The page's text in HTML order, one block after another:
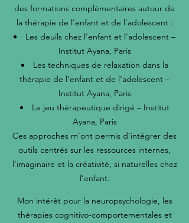
des formations complémentaires autour de
la thérapie de l’enfant et de l’adolescent :
Les deuils chez l’enfant et l’adolescent –
Institut Ayana, Paris
Les techniques de relaxation dans la
thérapie de l’enfant et de l’adolescent –
Institut Ayana, Paris
Le jeu thérapeutique dirigé – Institut
Ayana, Paris
Ces approches m’ont permis d’intégrer des
outils centrés sur les ressources internes,
l’imaginaire et la créativité, si naturelles chez
l’enfant.
Mon intérêt pour la neuropsychologie, les
thérapies cognitivo-comportementales et